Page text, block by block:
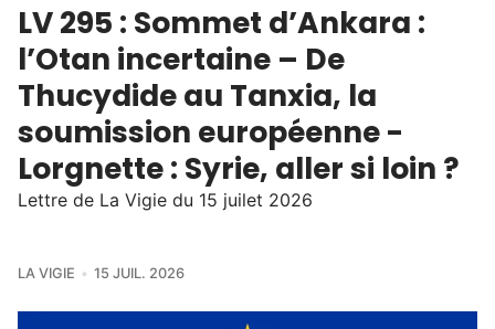
LV 295 : Sommet d’Ankara :
l’Otan incertaine – De
Thucydide au Tanxia, la
soumission européenne -
Lorgnette : Syrie, aller si loin ?
Lettre de La Vigie du 15 juilet 2026
LA VIGIE 15 JUIL. 2026